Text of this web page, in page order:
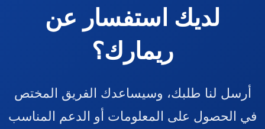
لديك استفسار عن
ريمارك؟
أرسل لنا طلبك، وسيساعدك الفريق المختص
في الحصول على المعلومات أو الدعم المناسب